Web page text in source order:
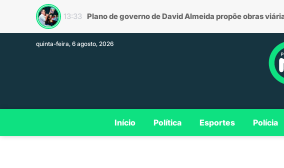
13:26 Roberto Cidade
quinta-feira, 6 agosto, 2026
Início Política Esportes Polícia